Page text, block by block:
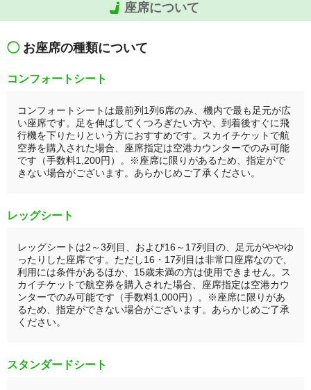
座席について
◯ お座席の種類について
コンフォートシート
コンフォートシートは最前列1列6席のみ、機内で最も足元が広
い座席です。足を伸ばしてくつろぎたい方や、到着後すぐに飛
行機を下りたりという方におすすめです。スカイチケットで航
空券を購入された場合、座席指定は空港カウンターでのみ可能
です（手数料1,200円）。※座席に限りがあるため、指定がで
きない場合がございます。あらかじめご了承ください。
レッグシート
レッグシートは2～3列目、および16～17列目の、足元がややゆ
ったりした座席です。ただし16・17列目は非常口座席なので、
利用には条件があるほか、15歳未満の方は使用できません。ス
カイチケットで航空券を購入された場合、座席指定は空港カウ
ンターでのみ可能です（手数料1,000円）。※座席に限りがあ
るため、指定ができない場合がございます。あらかじめご了承
ください。
スタンダードシート